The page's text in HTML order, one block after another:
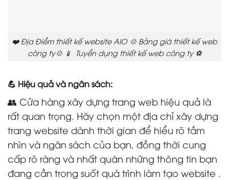
❤️ Địa Điểm thiết kế website AIO 💠 Bảng giá thiết kế web
công ty💠 📱 Tuyển dụng thiết kế web công ty ⚽
💪 Hiệu quả và ngân sách:
👥 Cửa hàng xây dựng trang web hiệu quả là
rất quan trọng. Hãy chọn một địa chỉ xây dựng
trang website dành thời gian để hiểu rõ tầm
nhìn và ngân sách của bạn, đồng thời cung
cấp rõ ràng và nhất quán những thông tin bạn
đang cần trong suốt quá trình làm tạo website .